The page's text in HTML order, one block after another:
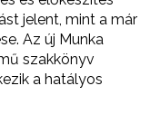
jelent, mint a már
Az új Munka
szakkönyv
a hatályos